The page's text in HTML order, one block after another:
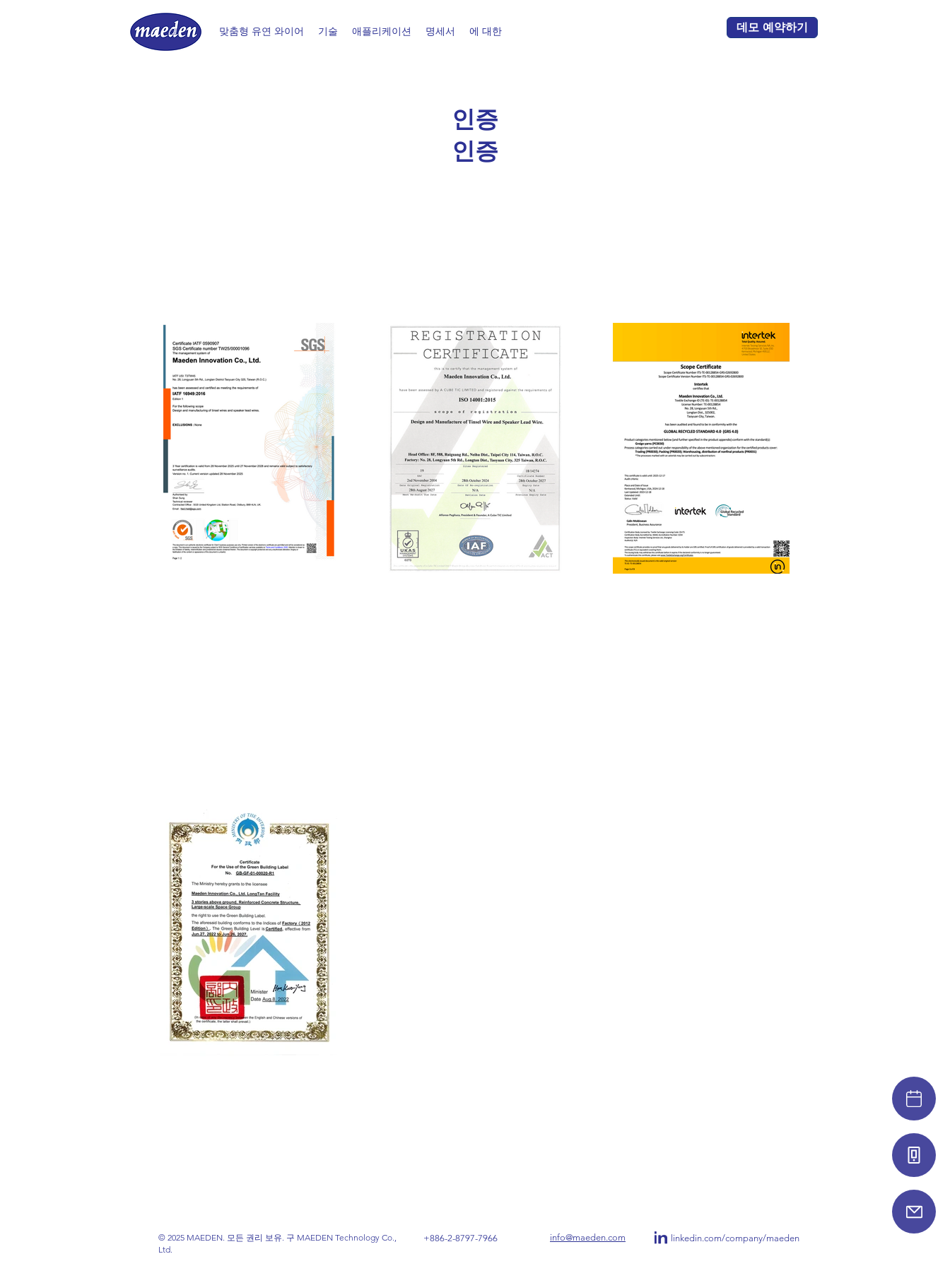
맞춤형 유연 와이어 기술 애플리케이션 명세서 에 대한 데모 예약하기
인증
인증
© 2025 MAEDEN. 모든 권리 보유. 구 MAEDEN Technology Co.,
Ltd.
+886-2-8797-7966 info@maeden.com linkedin.com/company/maeden